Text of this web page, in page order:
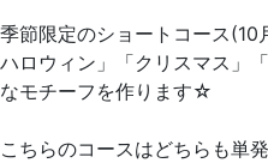
季節限定のショートコース(10
ハロウィン」「クリスマス」
なモチーフを作ります☆
こちらのコースはどちらも単